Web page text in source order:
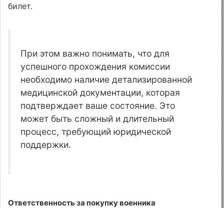
билет.
При этом важно понимать, что для
успешного прохождения комиссии
необходимо наличие детализированной
медицинской документации, которая
подтверждает ваше состояние. Это
может быть сложный и длительный
процесс, требующий юридической
поддержки.
Ответственность за покупку военника